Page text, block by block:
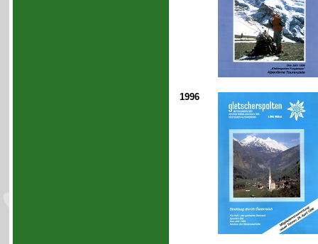
1996